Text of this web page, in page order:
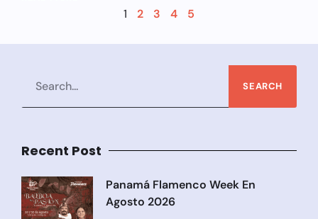
1 2 3 4 5
SEARCH
Recent Post
Panamá Flamenco Week En
Agosto 2026